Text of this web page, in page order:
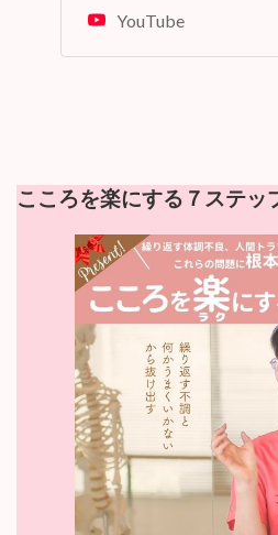
YouTube
こころを楽にする７ステッ